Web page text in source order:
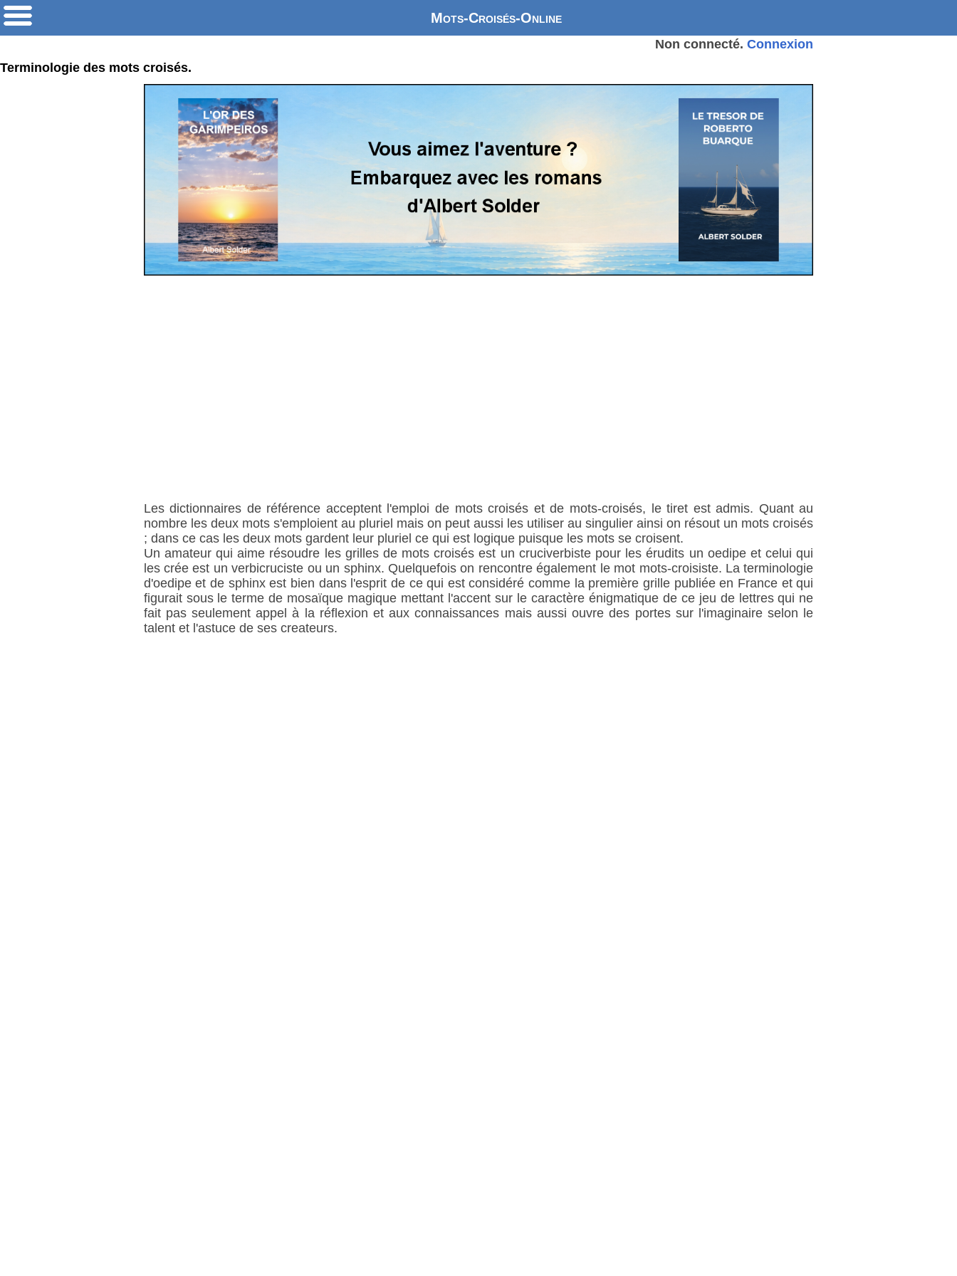
Mots-Croisés-Online
Non connecté.Connexion
Terminologie des mots croisés.
Les dictionnaires de référence acceptent l'emploi de mots croisés et de mots-croisés, le tiret est admis. Quant au
nombre les deux mots s'emploient au pluriel mais on peut aussi les utiliser au singulier ainsi on résout un mots croisés
; dans ce cas les deux mots gardent leur pluriel ce qui est logique puisque les mots se croisent.
Un amateur qui aime résoudre les grilles de mots croisés est un cruciverbiste pour les érudits un oedipe et celui qui
les crée est un verbicruciste ou un sphinx. Quelquefois on rencontre également le mot mots-croisiste. La terminologie
d'oedipe et de sphinx est bien dans l'esprit de ce qui est considéré comme la première grille publiée en France et qui
figurait sous le terme de mosaïque magique mettant l'accent sur le caractère énigmatique de ce jeu de lettres qui ne
fait pas seulement appel à la réflexion et aux connaissances mais aussi ouvre des portes sur l'imaginaire selon le
talent et l'astuce de ses createurs.